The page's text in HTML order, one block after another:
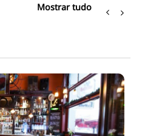
Mostrar tudo